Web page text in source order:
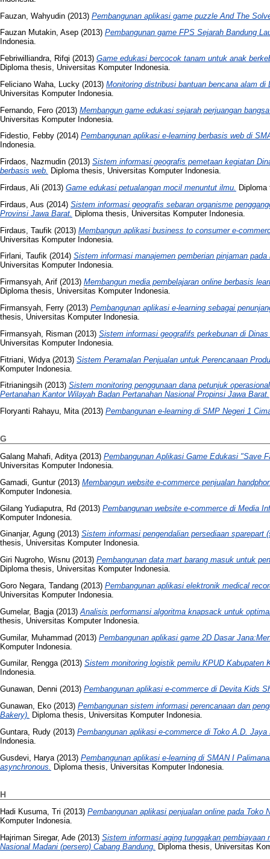
Fauzan, Wahyudin (2013) Pembangunan aplikasi game puzzle And The
Fauzan Mutakin, Asep (2013) Pembangunan game FPS Sejarah Bandung
Indonesia.
Febriwilliandra, Rifqi (2013) Game edukasi bercocok tanam untuk anak
Diploma thesis, Universitas Komputer Indonesia.
Feliciano Waha, Lucky (2013) Monitoring distribusi bantuan bencana alam
Universitas Komputer Indonesia.
Fernando, Fero (2013) Membangun game edukasi sejarah perjuangan
Universitas Komputer Indonesia.
Fidestio, Febby (2014) Pembangunan aplikasi e-learning berbasis web di
Indonesia.
Firdaos, Nazmudin (2013) Sistem informasi geografis pemetaan kegiatan
berbasis web. Diploma thesis, Universitas Komputer Indonesia.
Firdaus, Ali (2013) Game edukasi petualangan mocil menuntut ilmu.
Firdaus, Aus (2014) Sistem informasi geografis sebaran organisme
Provinsi Jawa Barat.
Diploma thesis, Universitas Komputer Indonesia.
Firdaus, Taufik (2013) Membangun aplikasi business to consumer e-
Universitas Komputer Indonesia.
Firlani, Taufik (2014) Sistem informasi manajemen pemberian pinjaman
Universitas Komputer Indonesia.
Firmansyah, Arif (2013) Membangun media pembelajaran online berbasis
Diploma thesis, Universitas Komputer Indonesia.
Firmansyah, Ferry (2013) Pembangunan aplikasi e-learning sebagai
thesis, Universitas Komputer Indonesia.
Firmansyah, Risman (2013) Sistem informasi geografifs perkebunan di
Universitas Komputer Indonesia.
Fitriani, Widya (2013) Sistem Peramalan Penjualan untuk Perencanaan
Komputer Indonesia.
Fitrianingsih (2013) Sistem monitoring penggunaan dana petunjuk
Pertanahan Kantor Wilayah Badan Pertanahan Nasional Propinsi Jawa Barat.
Floryanti Rahayu, Mita(2013) Pembangunan e-learning di SMP Negeri 1
G
Galang Mahafi, Aditya(2013) Pembangunan Aplikasi Game Edukasi "Save
Universitas Komputer Indonesia.
Gamadi, Guntur(2013) Membangun website e-commerce penjualan
Komputer Indonesia.
Gilang Yudiaputra, Rd (2013) Pembangunan website e-commerce di Media
Komputer Indonesia.
Ginanjar, Agung (2013) Sistem informasi pengendalian persediaan
thesis, Universitas Komputer Indonesia.
Giri Nugroho, Wisnu (2013) Pembangunan data mart barang masuk untuk
Diploma thesis, Universitas Komputer Indonesia.
Goro Negara, Tandang (2013) Pembangunan aplikasi elektronik medical
Universitas Komputer Indonesia.
Gumelar, Bagja (2013) Analisis performansi algoritma knapsack untuk
thesis, Universitas Komputer Indonesia.
Gumilar, Muhammad (2013) Pembangunan aplikasi game 2D Dasar
Komputer Indonesia.
Gumilar, Rengga(2013) Sistem monitoring logistik pemilu KPUD Kabupaten
Indonesia.
Gunawan, Denni (2013) Pembangunan aplikasi e-commerce di Devita Kids
Gunawan, Eko (2013) Pembangunan sistem informasi perencanaan dan
Bakery). Diploma thesis, Universitas Komputer Indonesia.
Guntara, Rudy (2013) Pembangunan aplikasi e-commerce di Toko A.D. Jaya
Indonesia.
Gusdevi, Harya (2013) Pembangunan aplikasi e-learning di SMAN I
asynchronous.
Diploma thesis, Universitas Komputer Indonesia.
H
Hadi Kusuma, Tri (2013) Pembangunan aplikasi penjualan online pada Toko
Komputer Indonesia.
Hajriman Siregar, Ade (2013) Sistem informasi aging tunggakan
Nasional Madani (persero) Cabang Bandung. Diploma thesis, Universitas